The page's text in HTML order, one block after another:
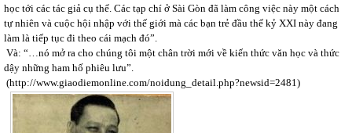
học tới các tác giả cụ thể. Các tạp chí ở Sài Gòn đã làm công việc này một cách
tự nhiên và cuộc hội nhập với thế giới mà các bạn trẻ đầu thế kỷ XXI này đang
làm là tiếp tục đi theo cái mạch đó”.
Và: “…nó mở ra cho chúng tôi một chân trời mới về kiến thức văn học và thức
dậy những ham hố phiêu lưu”.
(http://www.giaodiemonline.com/noidung_detail.php?newsid=2481)